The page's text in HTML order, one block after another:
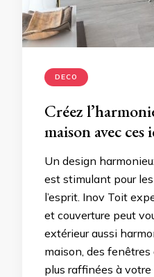
DECO
Créez
maison avec ces
Un design
est stimulant pour
l’esprit. Inov Toit
et couverture peut
extérieur aussi
maison, des
plus raffinées à